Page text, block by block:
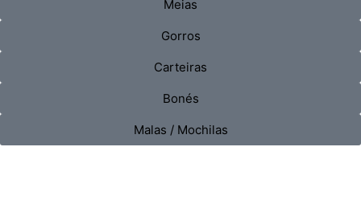
Meias
Gorros
Carteiras
Bonés
Malas / Mochilas